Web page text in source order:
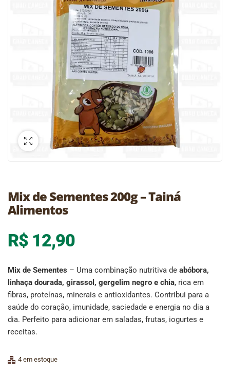
Mix de Sementes 200g – Tainá
Alimentos
R$ 12,90
Mix de Sementes – Uma combinação nutritiva de abóbora,
linhaça dourada, girassol, gergelim negro e chia, rica em
fibras, proteínas, minerais e antioxidantes. Contribui para a
saúde do coração, imunidade, saciedade e energia no dia a
dia. Perfeito para adicionar em saladas, frutas, iogurtes e
receitas.
4 em estoque